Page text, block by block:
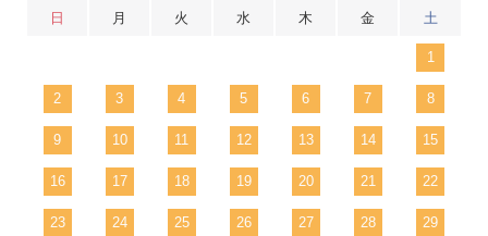
日 月 火 水 木 金 土
1
2 3 4 5 6 7 8
9 10 11 12 13 14 15
16 17 18 19 20 21 22
23 24 25 26 27 28 29